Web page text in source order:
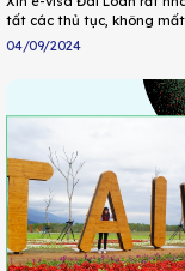
tất các thủ tục, không
dân Việt Nam đều có thể
năng trượt loại visa này?
để trả lời những câu hỏi
04/09/2024